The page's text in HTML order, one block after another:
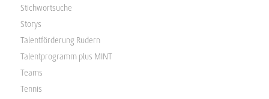
Stichwortsuche
Storys
Talentförderung Rudern
Talentprogramm plus MINT
Teams
Tennis